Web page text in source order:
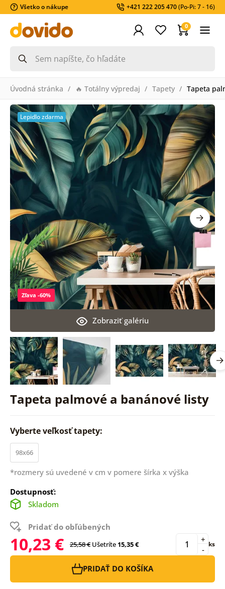
Všetko o nákupe +421 222 205 470(Po-Pi: 7 - 16)
0
Úvodná stránka 🔥 Totálny výpredaj Tapety Tapeta
Tapeta palmové a banánové listy
Zobraziť galériu
Zľava -60%
Lepidlo zdarma
Vyberte veľkosť tapety:
98x66
*rozmery sú uvedené v cm v pomere šírka x výška
Dostupnosť:
Skladom
Pridať do obľúbených
10,23 € 25,58 € Ušetríte15,35 € -
+ ks
PRIDAŤ DO KOŠÍKA